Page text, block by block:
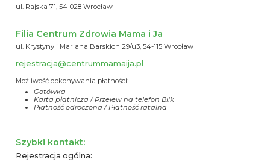
ul. Rajska 71, 54-028 Wrocław
Filia Centrum Zdrowia Mama i Ja
ul. Krystyny i Mariana Barskich 29/u3, 54-115 Wrocław
rejestracja@centrummamaija.pl
Możliwość dokonywania płatności:
Gotówka
Karta płatnicza / Przelew na telefon Blik
Płatność odroczona / Płatność ratalna
Szybki kontakt:
Rejestracja ogólna: